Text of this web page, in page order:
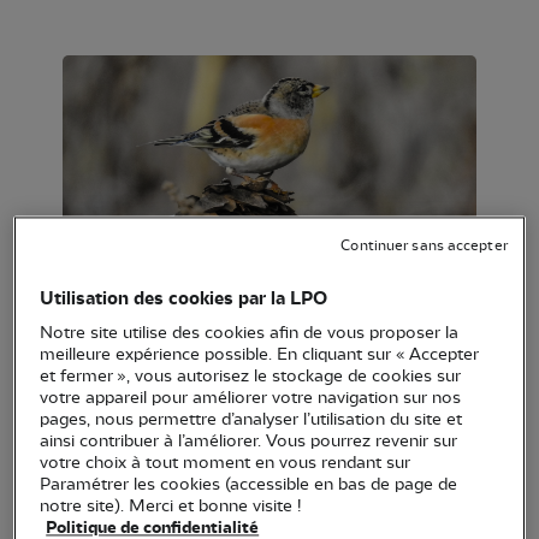
Pinson du Nord (Fringilla montifringilla) /
Nom anglais: Brambling
Nom scientifique: Fringilla montifringilla
Famille: Fringillidae
Utilisation des cookies par la LPO
Notre site utilise des cookies afin de vous proposer la
meilleure expérience possible. En cliquant sur « Accepter
et fermer », vous autorisez le stockage de cookies sur
votre appareil pour améliorer votre navigation sur nos
pages, nous permettre d’analyser l’utilisation du site et
ainsi contribuer à l’améliorer. Vous pourrez revenir sur
votre choix à tout moment en vous rendant sur
Paramétrer les cookies (accessible en bas de page de
notre site). Merci et bonne visite !
Politique de confidentialité
Continuer sans accepter